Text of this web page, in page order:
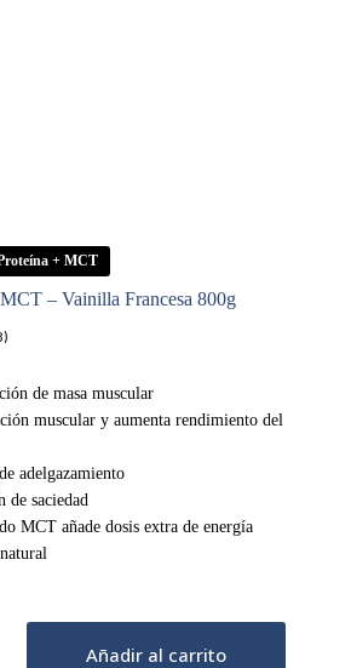
+ MCT
– Vainilla Francesa 800g
de masa muscular
muscular y aumenta rendimiento del
adelgazamiento
de saciedad
MCT añade dosis extra de energía
Añadir al carrito